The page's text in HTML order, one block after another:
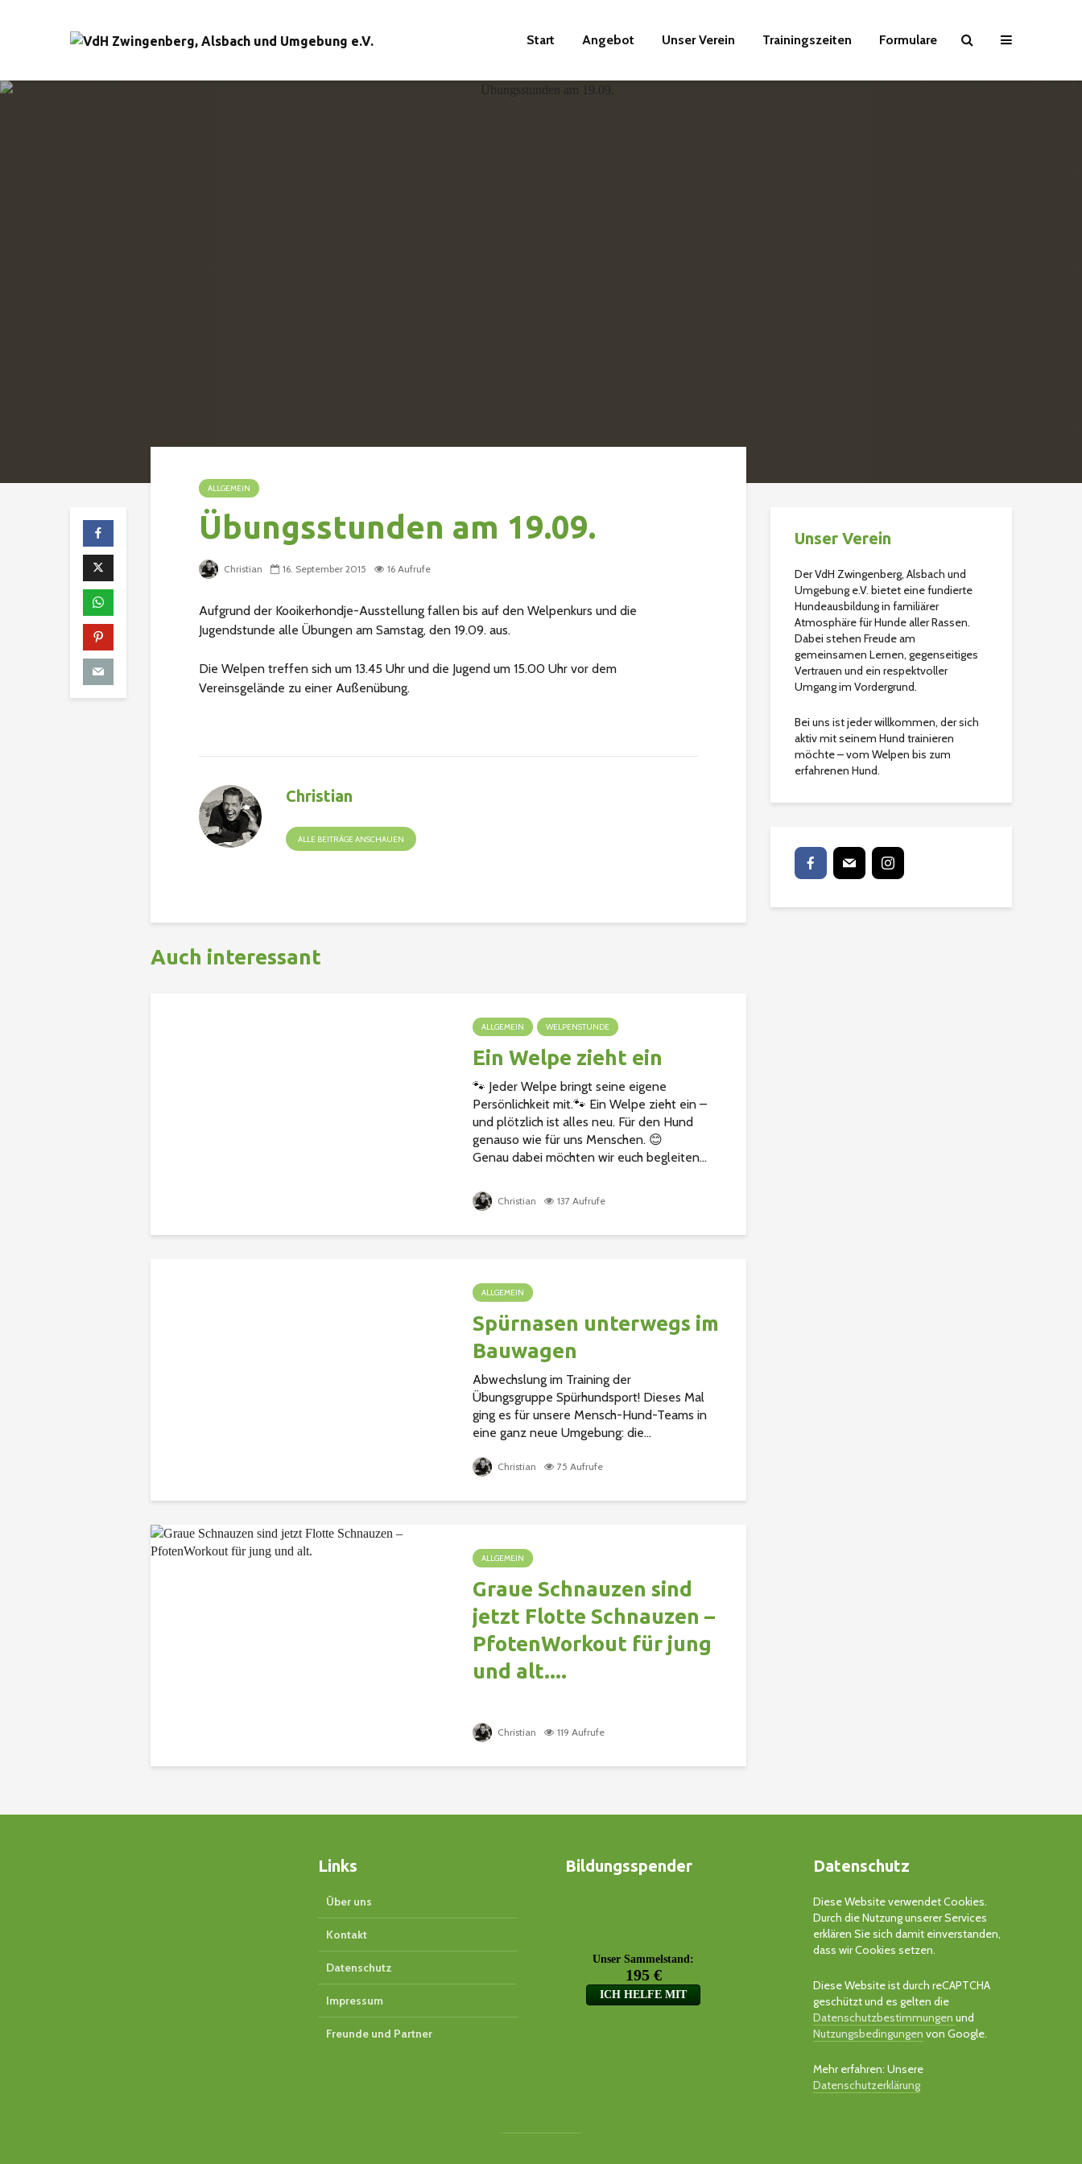
Start Angebot Unser Verein Trainingszeiten Formulare
ALLGEMEIN
Übungsstunden am 19.09.
Christian 16. September 2015 16 Aufrufe
Aufgrund der Kooikerhondje-Ausstellung fallen bis auf den Welpenkurs und die
Jugendstunde alle Übungen am Samstag, den 19.09. aus.
Die Welpen treffen sich um 13.45 Uhr und die Jugend um 15.00 Uhr vor dem
Vereinsgelände zu einer Außenübung.
Christian
ALLE BEITRÄGE ANSCHAUEN
Auch interessant
ALLGEMEIN WELPENSTUNDE
Ein Welpe zieht ein
🐾 Jeder Welpe bringt seine eigene
Persönlichkeit mit.🐾 Ein Welpe zieht ein –
und plötzlich ist alles neu. Für den Hund
genauso wie für uns Menschen. 😊
Genau dabei möchten wir euch begleiten...
Christian 137 Aufrufe
ALLGEMEIN
Spürnasen unterwegs im
Bauwagen
Abwechslung im Training der
Übungsgruppe Spürhundsport! Dieses Mal
ging es für unsere Mensch-Hund-Teams in
eine ganz neue Umgebung: die...
Christian 75 Aufrufe
ALLGEMEIN
Graue Schnauzen sind
jetzt Flotte Schnauzen –
PfotenWorkout für jung
und alt....
Christian 119 Aufrufe
Unser Verein
Der VdH Zwingenberg, Alsbach und
Umgebung e.V. bietet eine fundierte
Hundeausbildung in familiärer
Atmosphäre für Hunde aller Rassen.
Dabei stehen Freude am
gemeinsamen Lernen, gegenseitiges
Vertrauen und ein respektvoller
Umgang im Vordergrund.
Bei uns ist jeder willkommen, der sich
aktiv mit seinem Hund trainieren
möchte – vom Welpen bis zum
erfahrenen Hund.
Links
Über uns
Kontakt
Datenschutz
Impressum
Freunde und Partner
Bildungsspender Datenschutz
Diese Website verwendet Cookies.
Durch die Nutzung unserer Services
erklären Sie sich damit einverstanden,
dass wir Cookies setzen.
Diese Website ist durch reCAPTCHA
geschützt und es gelten die
Datenschutzbestimmungen und
Nutzungsbedingungen von Google.
Mehr erfahren: Unsere
Datenschutzerklärung